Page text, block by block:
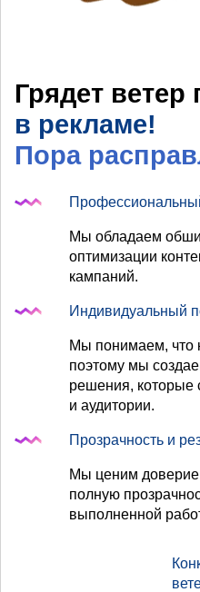
Грядет ветер
в рекламе!
Пора
Мы обладаем
оптимизации
кампаний.
Индивидуальный
Мы понимаем, что
поэтому мы
решения, которые
и аудитории.
Прозрачность и
Мы ценим доверие
полную
выполненной